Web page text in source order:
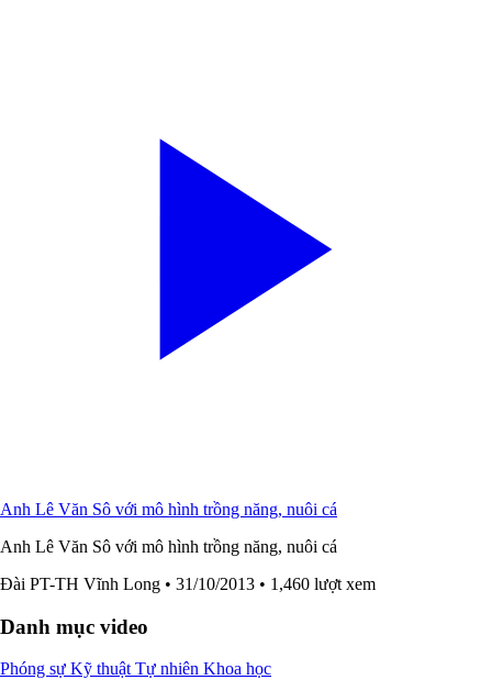
Anh Lê Văn Sô với mô hình trồng năng, nuôi cá
Anh Lê Văn Sô với mô hình trồng năng, nuôi cá
Đài PT-TH Vĩnh Long • 31/10/2013 • 1,460 lượt xem
Danh mục video
Phóng sự Kỹ thuật Tự nhiên Khoa học